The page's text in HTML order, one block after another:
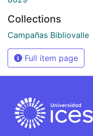
Collections
Campañas Bibliovalle
Full item page